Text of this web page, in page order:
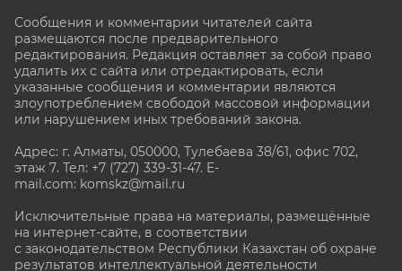
Сообщения и комментарии читателей сайта
размещаются после предварительного
редактирования. Редакция оставляет за собой право
удалить их с сайта или отредактировать, если
указанные сообщения и комментарии являются
злоупотреблением свободой массовой информации
или нарушением иных требований закона.
Адрес: г. Алматы, 050000, Тулебаева 38/61, офис 702,
этаж 7. Тел: +7 (727) 339-31-47. E-
mail.com: komskz@mail.ru
Исключительные права на материалы, размещённые
на интернет-сайте, в соответствии
с законодательством Республики Казахстан об охране
результатов интеллектуальной деятельности